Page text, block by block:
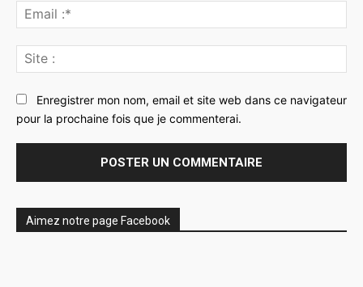
:*
:
Enregistrer mon nom, email et site web dans ce navigateur
pour la prochaine fois que je commenterai.
Aimez notre page Facebook